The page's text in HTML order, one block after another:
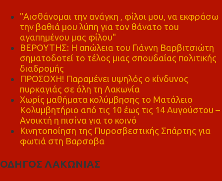
"Αισθάνομαι την ανάγκη , φίλοι μου, να εκφράσω
την βαθιά μου λύπη για τον θάνατο του
αγαπημένου μας φίλου"
ΒΕΡΟΥΤΗΣ: Η απώλεια του Γιάννη Βαρβιτσιώτη
σηματοδοτεί το τέλος μιας σπουδαίας πολιτικής
διαδρομής
ΠΡΟΣΟΧΗ! Παραμένει υψηλός ο κίνδυνος
πυρκαγιάς σε όλη τη Λακωνία
Χωρίς μαθήματα κολύμβησης το Ματάλειο
Κολυμβητήριο από τις 10 έως τις 14 Αυγούστου –
Ανοικτή η πισίνα για το κοινό
Κινητοποίηση της Πυροσβεστικής Σπάρτης για
φωτιά στη Βαρσοβα
ΟΔΗΓΟΣ ΛΑΚΩΝΙΑΣ